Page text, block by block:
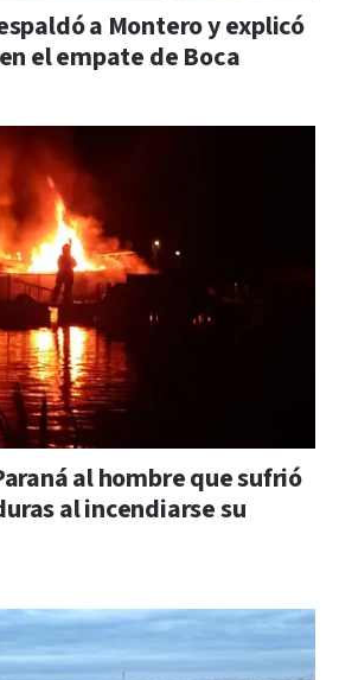
a Montero y explicó
el empate de Boca
al hombre que sufrió
al incendiarse su